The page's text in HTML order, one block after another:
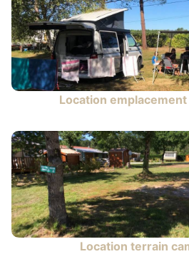
Location
Location terrain